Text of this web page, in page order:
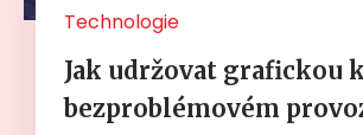
Technologie
Jak udržovat grafickou
bezproblémovém